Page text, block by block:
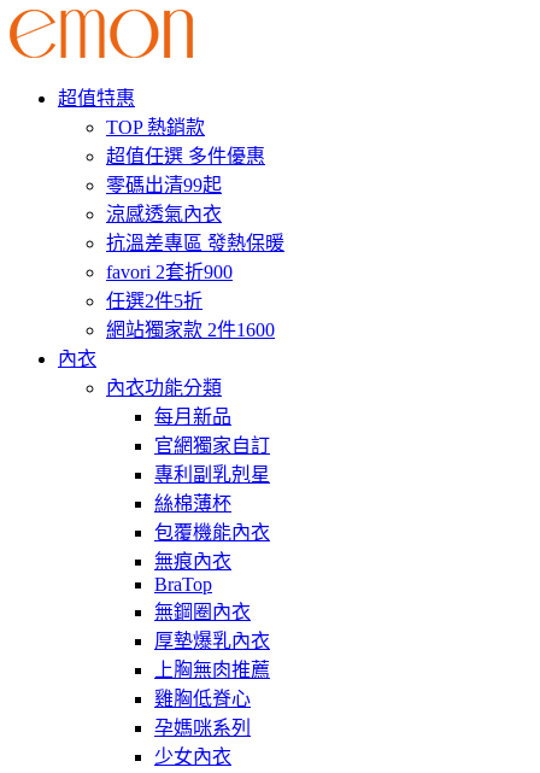
超值特惠
TOP 熱銷款
超值任選 多件優惠
零碼出清99起
涼感透氣內衣
抗溫差專區 發熱保暖
favori 2套折900
任選2件5折
網站獨家款 2件1600
內衣
內衣功能分類
每月新品
官網獨家自訂
專利副乳剋星
絲棉薄杯
包覆機能內衣
無痕內衣
BraTop
無鋼圈內衣
厚墊爆乳內衣
上胸無肉推薦
雞胸低脊心
孕媽咪系列
少女內衣